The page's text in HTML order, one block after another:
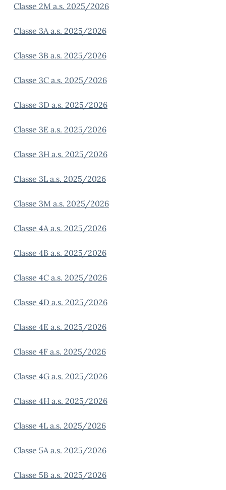
Classe 2M a.s. 2025/2026
Classe 3A a.s. 2025/2026
Classe 3B a.s. 2025/2026
Classe 3C a.s. 2025/2026
Classe 3D a.s. 2025/2026
Classe 3E a.s. 2025/2026
Classe 3H a.s. 2025/2026
Classe 3L a.s. 2025/2026
Classe 3M a.s. 2025/2026
Classe 4A a.s. 2025/2026
Classe 4B a.s. 2025/2026
Classe 4C a.s. 2025/2026
Classe 4D a.s. 2025/2026
Classe 4E a.s. 2025/2026
Classe 4F a.s. 2025/2026
Classe 4G a.s. 2025/2026
Classe 4H a.s. 2025/2026
Classe 4L a.s. 2025/2026
Classe 5A a.s. 2025/2026
Classe 5B a.s. 2025/2026